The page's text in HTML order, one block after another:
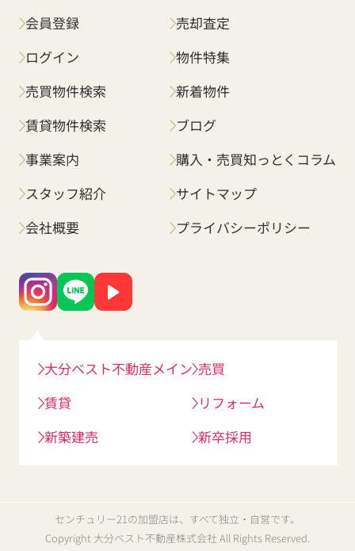
会員登録
ログイン
売買物件検索
賃貸物件検索
事業案内
スタッフ紹介
会社概要
売却査定
物件特集
新着物件
ブログ
購入・売買知っとくコラム
サイトマップ
プライバシーポリシー
大分ベスト不動産メイン
賃貸
新築建売
売買
リフォーム
新卒採用
センチュリー21の加盟店は、すべて独立・自営です。
Copyright 大分ベスト不動産株式会社 All Rights Reserved.